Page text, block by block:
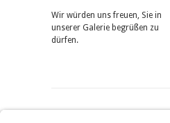
Wir würden uns freuen, Sie in
unserer Galerie begrüßen zu
dürfen.